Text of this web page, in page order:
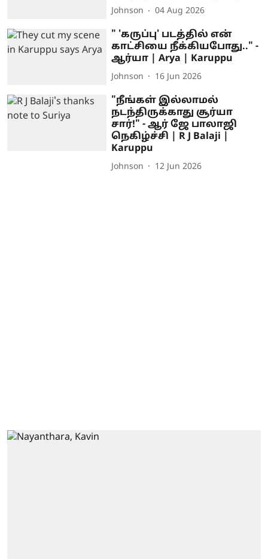
Johnson 04 Aug 2026
" 'கருப்பு' படத்தில் என்
காட்சியை நீக்கியபோது.." -
ஆர்யா | Arya | Karuppu
Johnson 16 Jun 2026
"நீங்கள் இல்லாமல்
நடந்திருக்காது சூர்யா
சார்!" - ஆர் ஜே பாலாஜி
நெகிழ்ச்சி | R J Balaji |
Karuppu
Johnson 12 Jun 2026